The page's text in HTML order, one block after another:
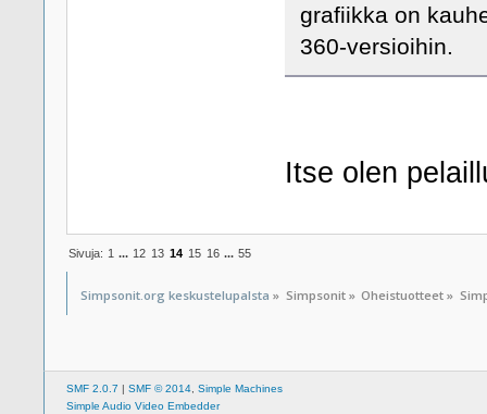
grafiikka on
360-versioihin.
Itse olen
Sivuja: 1 ... 12 13 14 15 16 ... 55
Simpsonit.org keskustelupalsta » Simpsonit» Oheistuotteet »
SMF 2.0.7 | SMF © 2014 Simple Machines
Simple Audio Video Embedder